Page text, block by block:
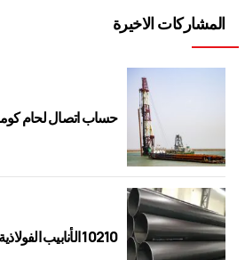
المشاركات الاخيرة
حساب اتصال لحام كومة
10210 الأنابيب الفولاذية للأساسات والبناء